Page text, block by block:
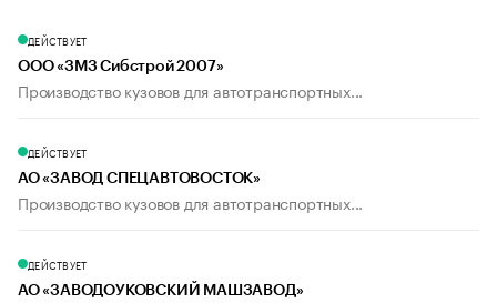
ДЕЙСТВУЕТ
ООО «ЗМЗ Сибстрой 2007»
Производство кузовов для автотранспортных...
ДЕЙСТВУЕТ
АО «ЗАВОД СПЕЦАВТОВОСТОК»
Производство кузовов для автотранспортных...
ДЕЙСТВУЕТ
АО «ЗАВОДОУКОВСКИЙ МАШЗАВОД»